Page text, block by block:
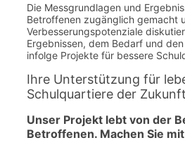
Die Messgrundlagen und
Betroffenen zugänglich gemacht
Verbesserungspotenziale
Ergebnissen, dem Bedarf und
infolge Projekte für bessere
Ihre Unterstützung für
Schulquartiere der
Unser Projekt lebt von der
Betroffenen. Machen Sie